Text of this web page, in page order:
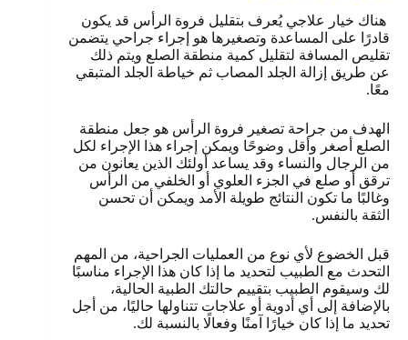
هناك خيار علاجي يُعرف بتقليل فروة الرأس قد يكون
قادرًا على المساعدة وتصغيرها هو إجراء جراحي يتضمن
تقليص المسافة لتقليل كمية منطقة الصلع ويتم ذلك
عن طريق إزالة الجلد المصاب ثم خياطة الجلد المتبقي
معًا.
الهدف من جراحة تصغير فروة الرأس هو جعل منطقة
الصلع أصغر وأقل وضوحًا ويمكن إجراء هذا الإجراء لكل
من الرجال والنساء وقد يساعد أولئك الذين يعانون من
ترقق أو صلع في الجزء العلوي أو الخلفي من الرأس
وغالبًا ما تكون النتائج طويلة الأمد ويمكن أن تحسن
الثقة بالنفس.
قبل الخضوع لأي نوع من العمليات الجراحية، من المهم
التحدث مع الطبيب لتحديد ما إذا كان هذا الإجراء مناسبًا
لك وسيقوم الطبيب بتقييم حالتك الطبية الحالية،
بالإضافة إلى أي أدوية أو علاجات تتناولها حاليًا، من أجل
تحديد ما إذا كان خيارًا آمنًا وفعالًا بالنسبة لك.